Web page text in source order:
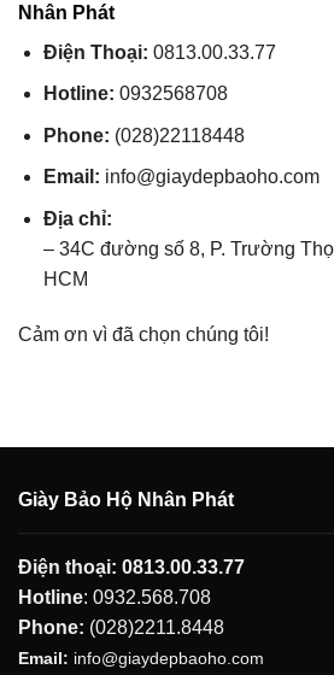
Nhân Phát
Điện Thoại: 0813.00.33.77
Hotline: 0932568708
Phone: (028)22118448
Email: info@giaydepbaoho.com
Địa chỉ:
– 34C đường số 8, P. Trường
HCM
Cảm ơn vì đã chọn chúng tôi!
Giày Bảo Hộ Nhân Phát
Điện thoại: 0813.00.33.77
Hotline: 0932.568.708
Phone: (028)2211.8448
Email: info@giaydepbaoho.com